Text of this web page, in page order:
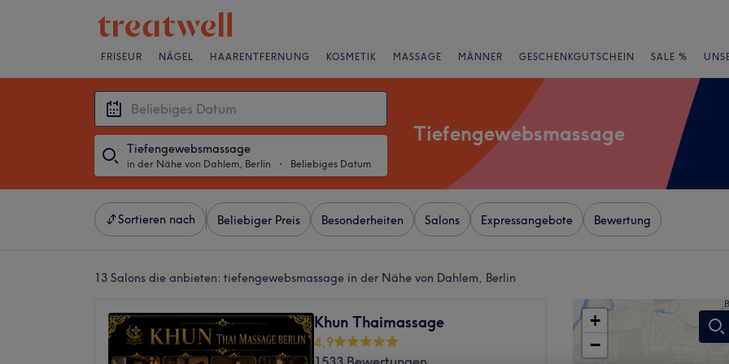
FRISEUR NÄGEL HAARENTFERNUNG KOSMETIK MASSAGE MÄNNER GESCHENKGUTSCHEIN SALE %
Tiefengewebsmassage
in der Nähe von Dahlem, Berlin ・ Beliebiges Datum
Tiefengewebsmassage
Sortieren nach Beliebiger Preis Besonderheiten Salons Expressangebote Bewertung
13 Salons die anbieten: tiefengewebsmassage in der Nähe von Dahlem, Berlin
Khun Thaimassage
4,9
+
−